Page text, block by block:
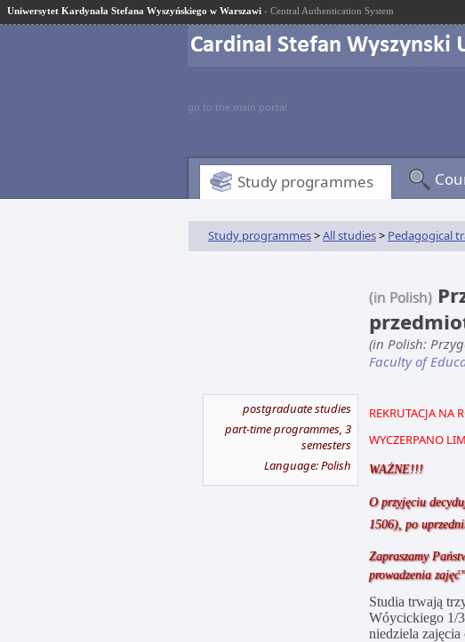
Uniwersytet Kardynała Stefana Wyszyńskiego w Warszawi - Central Authentication System
go to the main portal
Study programmes
Study programmes>All studies> Pedagogical
(in Polish)
(in Polish:
Faculty of
postgraduate studies
part-time programmes, 3
semesters
Language: Polish
REKRUTACJA NA
WYCZERPANO
WAŻNE!!!
O przyjęciu
1506), po
Zapraszamy
prowadzenia
Studia trwają
Wóycickiego 1/
niedziela zajęcia